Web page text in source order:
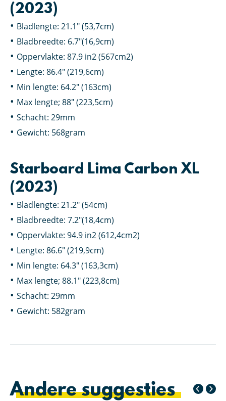
(2023)
Bladlengte: 21.1″ (53,7cm)
Bladbreedte: 6.7″(16,9cm)
Oppervlakte: 87.9 in2 (567cm2)
Lengte: 86.4″ (219,6cm)
Min lengte: 64.2″ (163cm)
Max lengte; 88″ (223,5cm)
Schacht: 29mm
Gewicht: 568gram
Starboard Lima Carbon XL
(2023)
Bladlengte: 21.2″ (54cm)
Bladbreedte: 7.2″(18,4cm)
Oppervlakte: 94.9 in2 (612,4cm2)
Lengte: 86.6″ (219,9cm)
Min lengte: 64.3″ (163,3cm)
Max lengte; 88.1″ (223,8cm)
Schacht: 29mm
Gewicht: 582gram
Andere suggesties